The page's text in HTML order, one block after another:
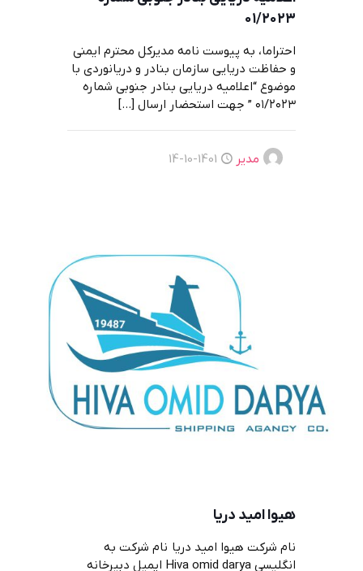
٠١/٢٠٢٣
احتراما، به پیوست نامه مدیرکل محترم ایمنی
و حفاظت دریایی سازمان بنادر و دریانوردی با
موضوع “اعلامیه دريايی بنادر جنوبی شماره
٠١/٢٠٢٣ ” جهت استحضار ارسال
[…]
مدیر 1401-10-14
هیوا امید دریا
نام شرکت هیوا امید دریا نام شرکت به
انگلیسی Hiva omid darya ایمیل دبیرخانه